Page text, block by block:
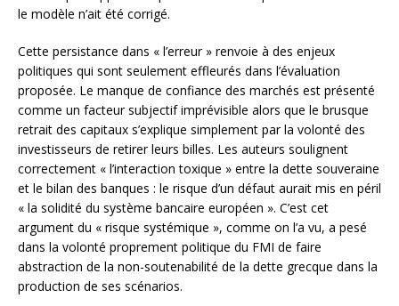
le modèle n’ait été corrigé.
Cette persistance dans « l’erreur » renvoie à des enjeux
politiques qui sont seulement effleurés dans l’évaluation
proposée. Le manque de confiance des marchés est présenté
comme un facteur subjectif imprévisible alors que le brusque
retrait des capitaux s’explique simplement par la volonté des
investisseurs de retirer leurs billes. Les auteurs soulignent
correctement « l’interaction toxique » entre la dette souveraine
et le bilan des banques : le risque d’un défaut aurait mis en péril
« la solidité du système bancaire européen ». C’est cet
argument du « risque systémique », comme on l’a vu, a pesé
dans la volonté proprement politique du FMI de faire
abstraction de la non-soutenabilité de la dette grecque dans la
production de ses scénarios.